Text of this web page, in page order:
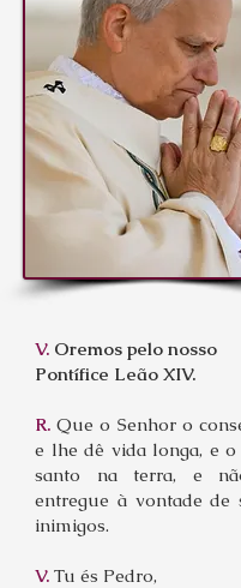
V. Oremos pelo nosso
Pontífice Leão XIV.
R. Que o Senhor o
e lhe dê vida longa, e o
santo na terra, e
entregue à vontade de
inimigos.
V. Tu és Pedro,